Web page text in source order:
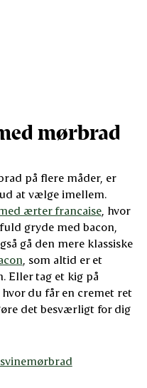
mørbrad
på flere måder, er
at vælge imellem.
ærter francaise, hvor
gryde med bacon,
gå den mere klassiske
, som altid er et
Eller tag et kig på
hvor du får en cremet ret
det besværligt for dig